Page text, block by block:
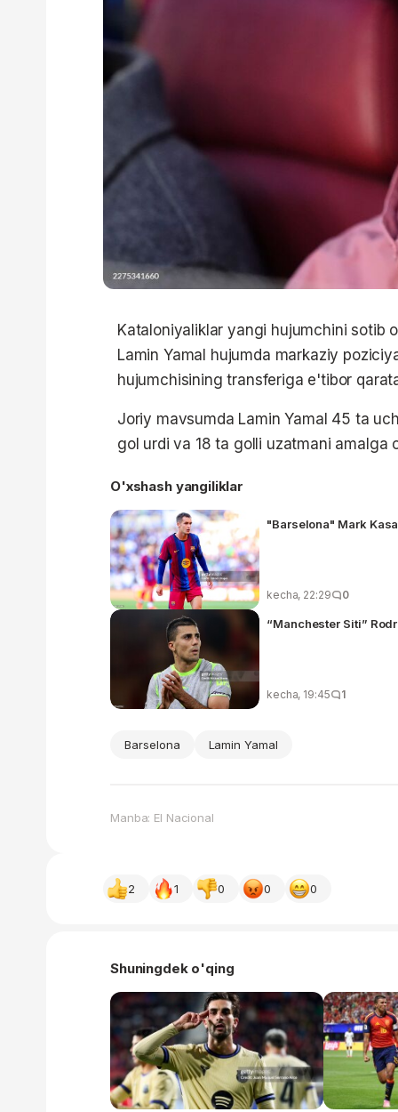
Kataloniyaliklar yangi hujumchini sotib
Lamin Yamal hujumda markaziy
hujumchisining transferiga e'tibor
Joriy mavsumda Lamin Yamal 45 ta
gol urdi va 18 ta golli uzatmani amalga
O'xshash yangiliklar
"Barselona" Mark
kecha, 22:29 0
“Manchester Siti”
kecha, 19:45 1
Barselona Lamin Yamal
Manba: El Nacional
2 1 0 0 0
Shuningdek o'qing